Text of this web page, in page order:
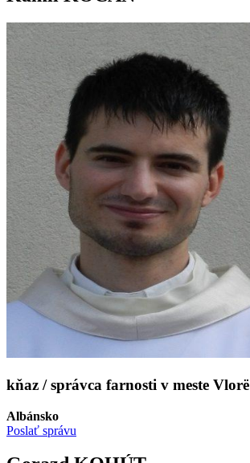
kňaz / správca farnosti v meste Vlorë
Albánsko
Poslať správu